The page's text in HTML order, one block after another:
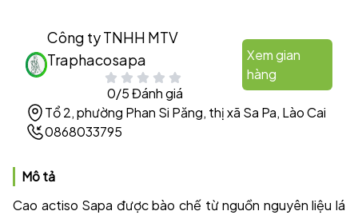
Công ty TNHH MTV
Traphacosapa
0/5 Đánh giá
Xem gian
hàng
Tổ 2, phường Phan Si Păng, thị xã Sa Pa, Lào Cai
0868033795
Mô tả
Cao actiso Sapa được bào chế từ nguồn nguyên liệu lá